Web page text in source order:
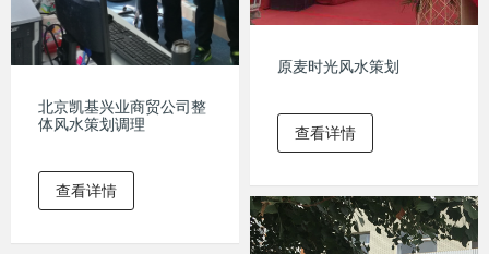
北京凯基兴业商贸公司整
体风水策划调理
查看详情
原麦时光风水策划
查看详情